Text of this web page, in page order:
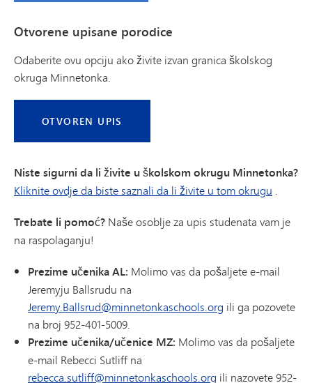
Otvorene upisane porodice
Odaberite ovu opciju ako živite izvan granica školskog
okruga Minnetonka.
OTVOREN UPIS
Niste sigurni da li živite u školskom okrugu Minnetonka?
Kliknite ovdje da biste saznali da li živite u tom okrugu .
Trebate li pomoć? Naše osoblje za upis studenata vam je
na raspolaganju!
Prezime učenika AL: Molimo vas da pošaljete e-mail
Jeremyju Ballsrudu na
Jeremy.Ballsrud@minnetonkaschools.org ili ga pozovete
na broj 952-401-5009.
Prezime učenika/učenice MZ: Molimo vas da pošaljete
e-mail Rebecci Sutliff na
rebecca.sutliff@minnetonkaschools.org ili nazovete 952-